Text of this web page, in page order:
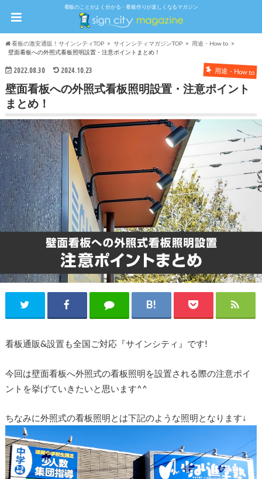
看板のことがよく分かる・看板作りが楽しくなるマガジン
看板の激安通販！サインシティTOP サインシティマガジンTOP
用途・How to
壁面看板への外照式看板照明設置・注意ポイントまとめ！
2022.08.30 2024.10.23 用途・How to
壁面看板への外照式看板照明設置・注意ポイント
まとめ！
看板通販&設置も全国ご対応『サインシティ』です!
今回は壁面看板へ外照式の看板照明を設置される際の注意ポイ
ントを挙げていきたいと思います^^
ちなみに外照式の看板照明とは下記のような照明となります↓